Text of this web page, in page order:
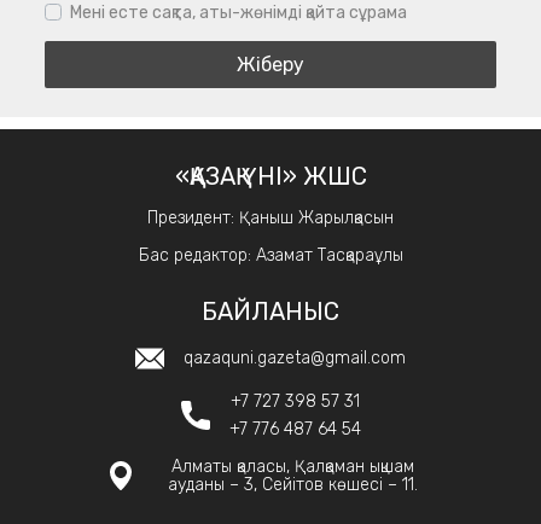
Мені есте сақта, аты-жөнімді қайта сұрама
«ҚАЗАҚ ҮНІ» ЖШС
Президент: Қаныш Жарылқасын
Бас редактор: Азамат Тасқараұлы
БАЙЛАНЫС
qazaquni.gazeta@gmail.com
+7 727 398 57 31
+7 776 487 64 54
Алматы қаласы, Қалқаман ықшам
ауданы – 3, Сейітов көшесі – 11.